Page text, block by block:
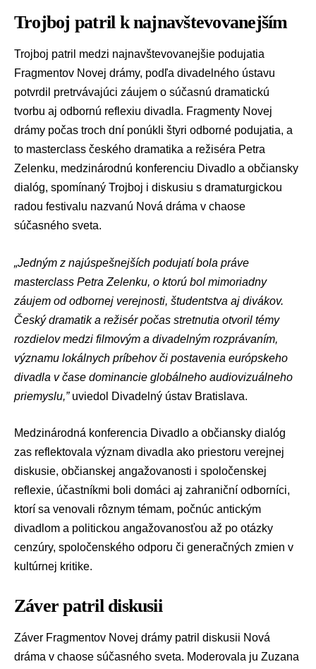
Trojboj patril k najnavštevovanejším
Trojboj patril medzi najnavštevovanejšie podujatia
Fragmentov Novej drámy, podľa divadelného ústavu
potvrdil pretrvávajúci záujem o súčasnú dramatickú
tvorbu aj odbornú reflexiu divadla. Fragmenty Novej
drámy počas troch dní ponúkli štyri odborné podujatia, a
to masterclass českého dramatika a režiséra Petra
Zelenku, medzinárodnú konferenciu Divadlo a občiansky
dialóg, spomínaný Trojboj i diskusiu s dramaturgickou
radou festivalu nazvanú Nová dráma v chaose
súčasného sveta.
„Jedným z najúspešnejších podujatí bola práve
masterclass Petra Zelenku, o ktorú bol mimoriadny
záujem od odbornej verejnosti, študentstva aj divákov.
Český dramatik a režisér počas stretnutia otvoril témy
rozdielov medzi filmovým a divadelným rozprávaním,
významu lokálnych príbehov či postavenia európskeho
divadla v čase dominancie globálneho audiovizuálneho
priemyslu,”uviedol Divadelný ústav Bratislava.
Medzinárodná konferencia Divadlo a občiansky dialóg
zas reflektovala význam divadla ako priestoru verejnej
diskusie, občianskej angažovanosti i spoločenskej
reflexie, účastníkmi boli domáci aj zahraniční odborníci,
ktorí sa venovali rôznym témam, počnúc antickým
divadlom a politickou angažovanosťou až po otázky
cenzúry, spoločenského odporu či generačných zmien v
kultúrnej kritike.
Záver patril diskusii
Záver Fragmentov Novej drámy patril diskusii Nová
dráma v chaose súčasného sveta. Moderovala ju Zuzana